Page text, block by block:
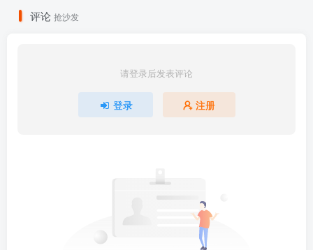
评论 抢沙发
请登录后发表评论
登录 注册